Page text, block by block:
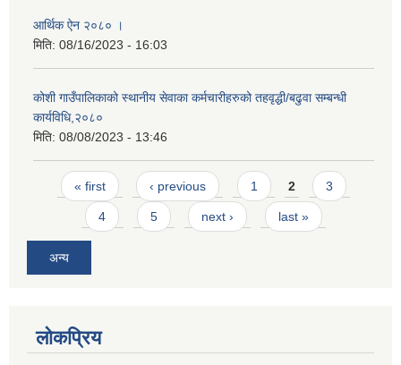
आर्थिक ऐन २०८० ।
मिति: 08/16/2023 - 16:03
कोशी गाउँपालिकाको स्थानीय सेवाका कर्मचारीहरुको तहवृद्धी/बढुवा सम्बन्धी
कार्यविधि,२०८०
मिति: 08/08/2023 - 13:46
Pages
« first ‹ previous 1 2 3
4 5 next › last »
अन्य
लोकप्रिय